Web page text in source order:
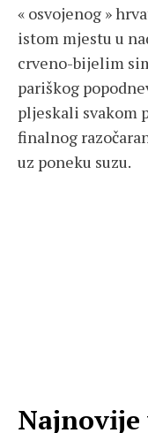
« osvojenog »
istom mjestu u
crveno-bijelim
pariškog
pljeskali svakom
finalnog
uz poneku suzu.